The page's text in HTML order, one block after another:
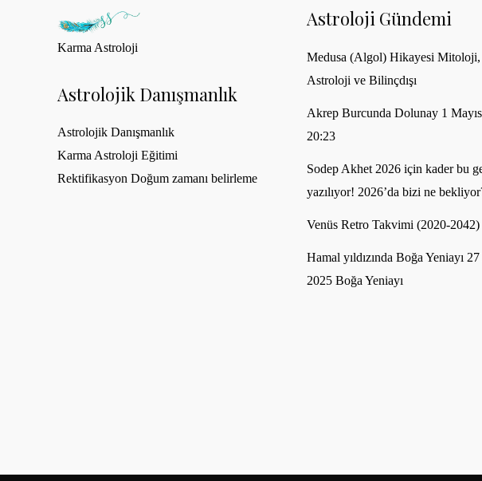
Karma Astroloji
Astrolojik Danışmanlık
Astrolojik Danışmanlık
Karma Astroloji Eğitimi
Rektifikasyon Doğum zamanı belirleme
Astroloji Gündemi
Medusa (Algol) Hikayesi Mitoloji,
Astroloji ve Bilinçdışı
Akrep Burcunda Dolunay 1
20:23
Sodep Akhet 2026 için kader bu
yazılıyor! 2026’da bizi ne
Venüs Retro Takvimi (2020-2042)
Hamal yıldızında Boğa Yeniayı
2025 Boğa Yeniayı